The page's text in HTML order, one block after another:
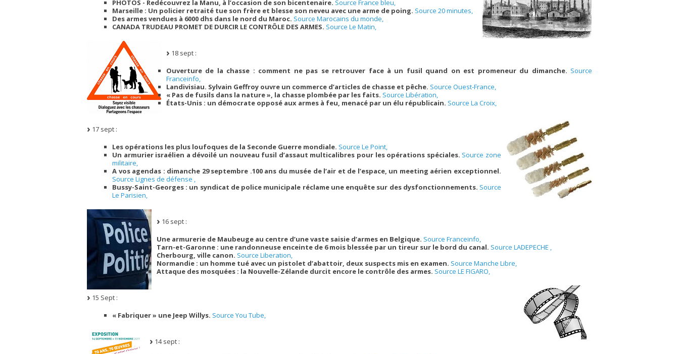
PHOTOS - Redécouvrez la Manu, à l’occasion de son bicentenaire. Source France bleu,
Marseille : Un policier retraité tue son frère et blesse son neveu avec une arme de poing. Source 20 minutes,
Des armes vendues à 6000 dhs dans le nord du Maroc. Source Marocains du monde,
CANADA TRUDEAU PROMET DE DURCIR LE CONTRÔLE DES ARMES. Source Le Matin,
18 sept :
Ouverture de la chasse : comment ne pas se retrouver face à un fusil quand on est promeneur du dimanche. Source
Franceinfo,
Landivisiau. Sylvain Geffroy ouvre un commerce d’articles de chasse et pêche. Source Ouest-France,
« Pas de fusils dans la nature », la chasse plombée par les faits. Source Libération,
États-Unis : un démocrate opposé aux armes à feu, menacé par un élu républicain. Source La Croix,
17 sept :
Les opérations les plus loufoques de la Seconde Guerre mondiale. Source Le Point,
Un armurier israélien a dévoilé un nouveau fusil d’assaut multicalibres pour les opérations spéciales. Source zone
militaire,
A vos agendas : dimanche 29 septembre .100 ans du musée de l’air et de l’espace, un meeting aérien exceptionnel.
Source Lignes de défense ,
Bussy-Saint-Georges : un syndicat de police municipale réclame une enquête sur des dysfonctionnements. Source
Le Parisien,
16 sept :
Une armurerie de Maubeuge au centre d’une vaste saisie d’armes en Belgique. Source Franceinfo,
Tarn-et-Garonne : une randonneuse enceinte de 6 mois blessée par un tireur sur le bord du canal. Source LADEPECHE ,
Cherbourg, ville canon. Source Liberation,
Normandie : un homme tué avec un pistolet d’abattoir, deux suspects mis en examen. Source Manche Libre,
Attaque des mosquées : la Nouvelle-Zélande durcit encore le contrôle des armes. Source LE FIGARO,
15 Sept :
« Fabriquer » une Jeep Willys. Source You Tube,
14 sept :